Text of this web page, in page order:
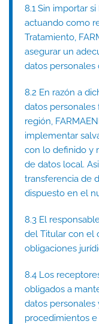
8.1 Sin importar si
actuando como
Tratamiento,
asegurar un
datos personales
8.2 En razón a
datos personales
región,
implementar
con lo definido y
de datos local.
transferencia de
dispuesto en el
8.3 El
del Titular con el
obligaciones
8.4 Los
obligados a
datos
procedimientos